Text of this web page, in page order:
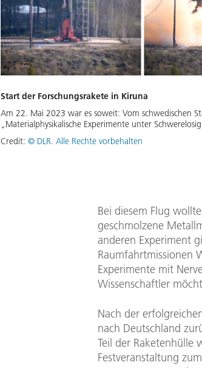
Start der Forschungsrakete in Kiruna
Am 22. Mai 2023 war es soweit: Vom schwedischen
„Materialphysikalische Experimente unter
Credit: © DLR. Alle Rechte vorbehalten
Bei diesem Flug
geschmolzene
anderen Experiment
Raumfahrtmissionen
Experimente mit
Wissenschaftler
Nach der
nach Deutschland
Teil der
Festveranstaltung zum